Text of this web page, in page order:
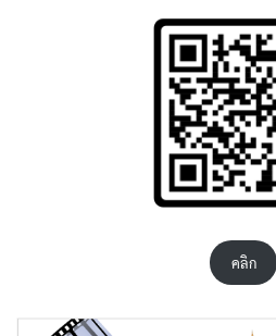
คลิก